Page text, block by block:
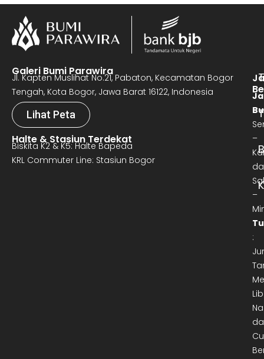
Galeri Bumi Parawira
Jl. Kapten Muslihat No.21, Pabaton, Kecamatan Bogor
Tengah, Kota Bogor, Jawa Barat 16122, Indonesia
Lihat Peta
Halte & Stasiun Terdekat
Biskita K2 & K5: Halte Bapeda
KRL Commuter Line: Stasiun Bogor
–
–
: